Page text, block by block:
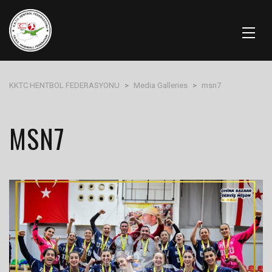
KKTC HENTBOL FEDERASYONU > Media Galleries > msn7
MSN7